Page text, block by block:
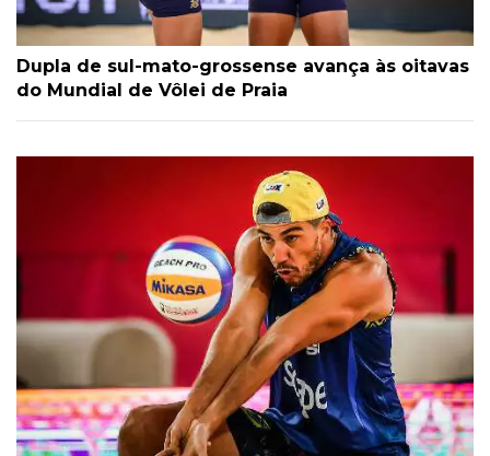
Dupla de sul-mato-grossense avança às oitavas
do Mundial de Vôlei de Praia